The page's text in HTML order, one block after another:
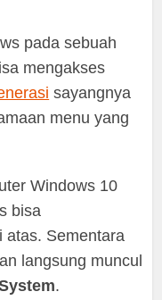
pada sebuah
mengakses
sayangnya
menu yang
Windows 10
bisa
atas. Sementara
langsung muncul
.